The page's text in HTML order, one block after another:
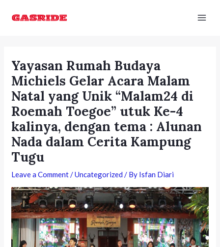
Yayasan Rumah Budaya
Michiels Gelar Acara Malam
Natal yang Unik “Malam24 di
Roemah Toegoe” utuk Ke-4
kalinya, dengan tema : Alunan
Nada dalam Cerita Kampung
Tugu
Leave a Comment/Uncategorized / By Isfan Diari
navigation